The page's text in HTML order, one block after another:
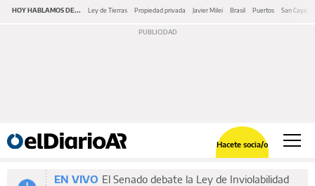
HOY HABLAMOS DE... Ley de Tierras Propiedad privada Javier Milei Brasil Puertos San
Hacete socia/o
EN VIVO El Senado debate la Ley de Inviolabilidad